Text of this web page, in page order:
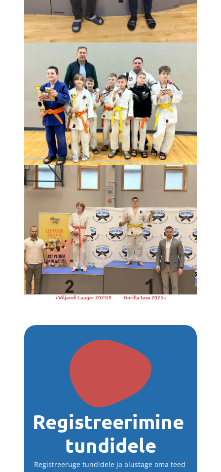
‹ Viljandi Laager 2025!!! Gorilla tass 2025 ›
Registreerimine
tundidele
Registreeruge tundidele ja alustage oma teed